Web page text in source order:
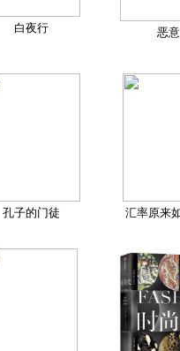
白夜行 恶意
孔子的门徒 汇率原来